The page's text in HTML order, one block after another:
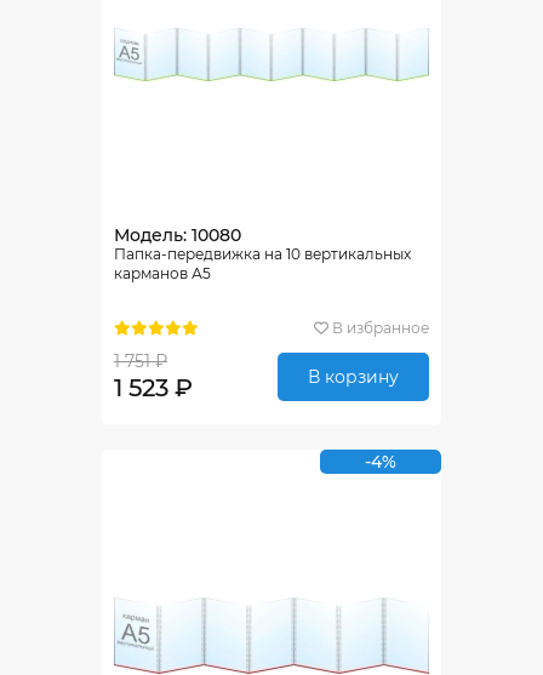
Модель: 10080
Папка-передвижка на 10 вертикальных
карманов А5
В избранное
1 751 ₽
1 523 ₽ В корзину
-4%